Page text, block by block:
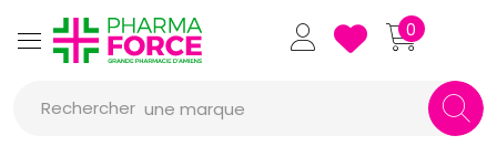
Pharmaforce Grande Pharmacie
0
Rechercher
un conseil
un produit
une marque